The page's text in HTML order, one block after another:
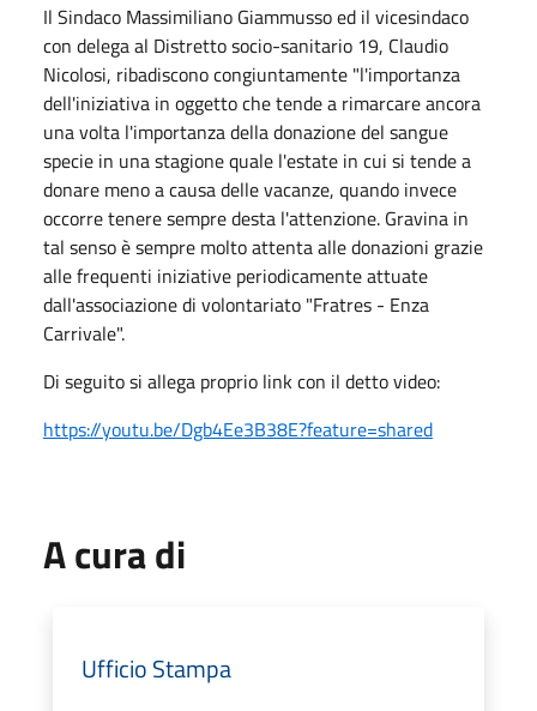
Il Sindaco Massimiliano Giammusso ed il vicesindaco
con delega al Distretto socio-sanitario 19, Claudio
Nicolosi, ribadiscono congiuntamente "l'importanza
dell'iniziativa in oggetto che tende a rimarcare ancora
una volta l'importanza della donazione del sangue
specie in una stagione quale l'estate in cui si tende a
donare meno a causa delle vacanze, quando invece
occorre tenere sempre desta l'attenzione. Gravina in
tal senso è sempre molto attenta alle donazioni grazie
alle frequenti iniziative periodicamente attuate
dall'associazione di volontariato "Fratres - Enza
Carrivale".
Di seguito si allega proprio link con il detto video:
https://youtu.be/Dgb4Ee3B38E?feature=shared
A cura di
Ufficio Stampa